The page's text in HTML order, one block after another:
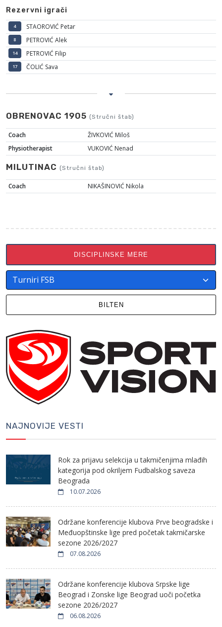
Rezervni igrači
4 STAOROVIĆ Petar
8 PETROVIĆ Alek
14 PETROVIĆ Filip
17 ČOLIĆ Sava
OBRENOVAC 1905 (Stručni štab)
Coach
ŽIVKOVIĆ Miloš
Physiotherapist
VUKOVIĆ Nenad
MILUTINAC (Stručni štab)
Coach NIKAŠINOVIĆ Nikola
DISCIPLINSKE MERE
BILTEN
NAJNOVIJE VESTI
Rok za prijavu selekcija u takmičenjima mlađih
kategorija pod okriljem Fudbalskog saveza
Beograda
10.07.2026
Održane konferencije klubova Prve beogradske i
Međuopštinske lige pred početak takmičarske
sezone 2026/2027
07.08.2026
Održane konferencije klubova Srpske lige
Beograd i Zonske lige Beograd uoči početka
sezone 2026/2027
06.08.2026